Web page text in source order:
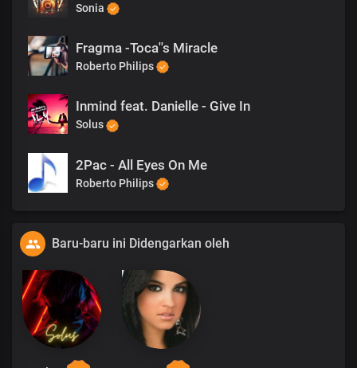
Sonia
Fragma -Toca''s Miracle
Roberto Philips
Inmind feat. Danielle - Give In
Solus
2Pac - All Eyes On Me
Roberto Philips
Baru-baru ini Didengarkan oleh